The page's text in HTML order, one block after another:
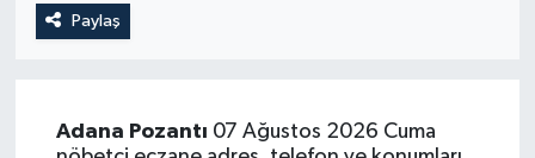
Paylaş
Adana Pozantı 07 Ağustos 2026 Cuma
Eğitim
Genel
Haber Arşivi